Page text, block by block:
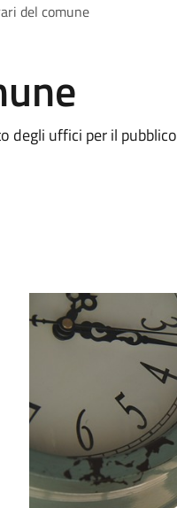
del comune
degli uffici per il pubblico